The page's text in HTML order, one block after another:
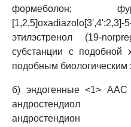
формеболон;
[1,2,5]oxadiazolo[3',4':2,3]-
этилэстренол (19-
субстанции с подобной
подобным
б) эндогенные <1> ААС
андростендиол
андростендион